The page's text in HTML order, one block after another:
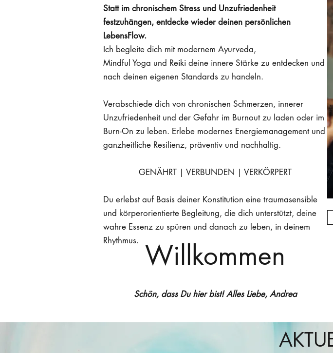
Statt im chronischem Stress und Unzufriedenheit
festzuhängen, entdecke wiederdeinen persönlichen
LebensFlow.
Ich begleite dich mit modernem Ayurveda,
Mindful Yoga und Reiki deine innere Stärke zu entdecken und
nach deinen eigenen Standards zu handeln.
Verabschiede dich von chronischen Schmerzen, innerer
Unzufriedenheit und der Gefahr im Burnout zu laden oder im
Burn-On zu leben. Erlebe modernes Energiemanagement und
ganzheitliche Resilienz, präventiv und nachhaltig.
GENÄHRT | VERBUNDEN | VERKÖRPERT
Du erlebst auf Basis deiner Konstitution eine traumasensible
und körperorientierte Begleitung, die dich unterstützt, deine
wahre Essenz zu spüren und danach zu leben, in deinem
Rhythmus.
Willkommen
Schön, dass Du hier bist! Alles Liebe, Andrea